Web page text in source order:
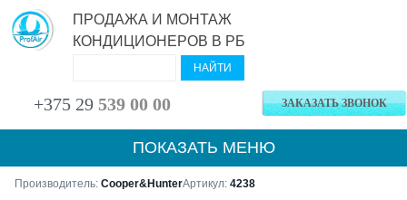
ПРОДАЖА И МОНТАЖ
КОНДИЦИОНЕРОВ В РБ
+375 29 539 00 00 ЗАКАЗАТЬ ЗВОНОК
ПОКАЗАТЬ МЕНЮ
Производитель: Cooper&HunterАртикул: 4238